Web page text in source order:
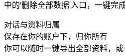
中的'删除全部数据'入口，一键完
对话与资料归属
保存在你的账户下，归你所有
你可以随时一键导出全部资料，或